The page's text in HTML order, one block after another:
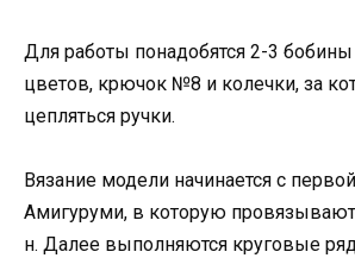
Для работы понадобятся 2-3
цветов, крючок №8 и колечки, за
цепляться ручки.
Вязание модели начинается с
Амигуруми, в которую
н. Далее выполняются круговые